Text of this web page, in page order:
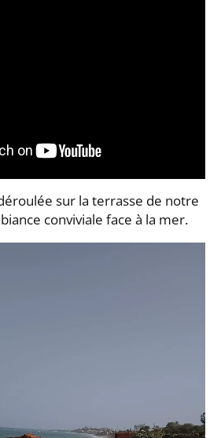
sur la terrasse de notre
conviviale face à la mer.